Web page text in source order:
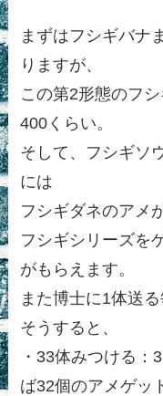
まずはフシギバナ
りますが、
この第2形態のフ
400くらい。
そして、フシギソ
には
フシギダネのアメ
フシギシリーズを
がもらえます。
また博士に1体送
そうすると、
・33体みつける
ば32個のアメゲッ